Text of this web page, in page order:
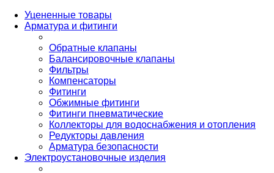
Уцененные товары
Арматура и фитинги
Обратные клапаны
Балансировочные клапаны
Фильтры
Компенсаторы
Фитинги
Обжимные фитинги
Фитинги пневматические
Коллекторы для водоснабжения и отопления
Редукторы давления
Арматура безопасности
Электроустановочные изделия